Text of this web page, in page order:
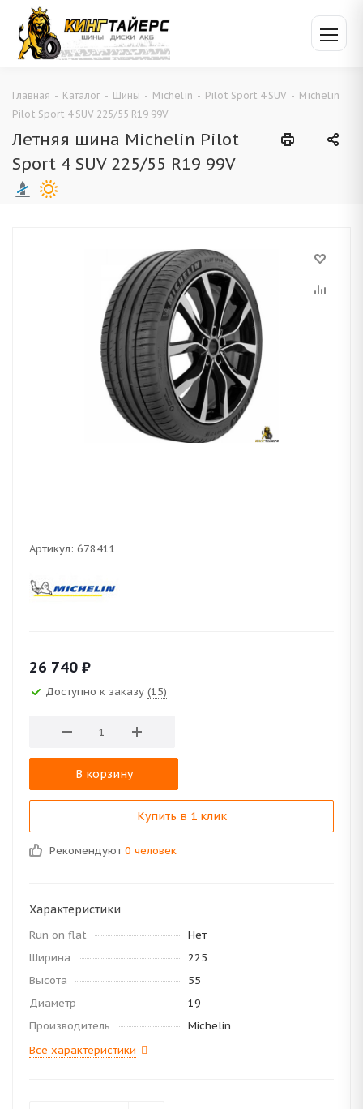
Главная - Каталог - Шины - Michelin - Pilot Sport 4 SUV - Michelin
Pilot Sport 4 SUV 225/55 R19 99V
Летняя шина Michelin Pilot
Sport 4 SUV 225/55 R19 99V
Артикул: 678411
26 740 ₽
Доступно к заказу (15)
В корзину
Купить в 1 клик
Рекомендуют 0 человек
Характеристики
Run on flat
Нет
Ширина
225
Высота
55
Диаметр
19
Производитель
Michelin
Все характеристики